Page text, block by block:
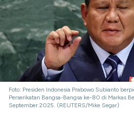
Foto: Presiden Indonesia Prabowo Subianto
Perserikatan Bangsa-Bangsa ke-80 di Markas
September 2025. (REUTERS/Mike Segar)